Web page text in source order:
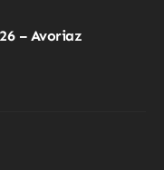
– Avoriaz